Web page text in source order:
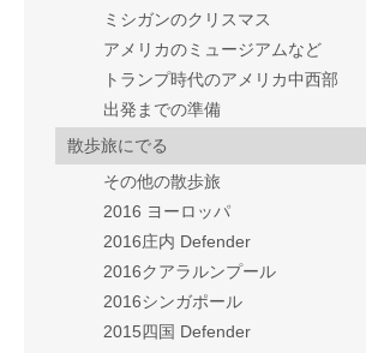
ミシガンのクリスマス
アメリカのミュージアムなど
トランプ時代のアメリカ中西部
出発までの準備
散歩旅にでる
その他の散歩旅
2016 ヨーロッパ
2016庄内 Defender
2016クアラルンプール
2016シンガポール
2015四国 Defender